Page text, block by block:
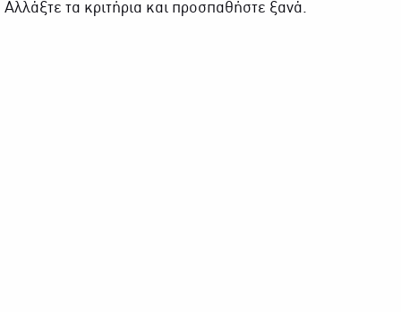
Αλλάξτε τα κριτήρια και προσπαθήστε ξανά.